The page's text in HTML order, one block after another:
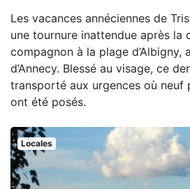
Les vacances annéciennes de
une tournure inattendue après la
compagnon à la plage d’Albigny,
d’Annecy. Blessé au visage, ce
transporté aux urgences où neuf
ont été posés.
Locales